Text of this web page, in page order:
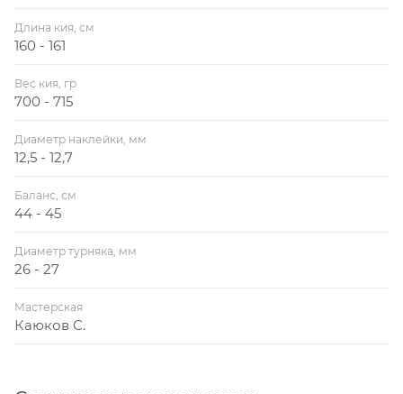
Длина кия, см
160 - 161
Вес кия, гр
700 - 715
Диаметр наклейки, мм
12,5 - 12,7
Баланс, см
44 - 45
Диаметр турняка, мм
26 - 27
Мастерская
Каюков С.